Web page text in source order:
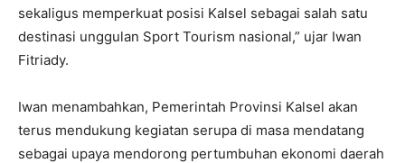
sekaligus memperkuat posisi Kalsel sebagai salah satu
destinasi unggulan Sport Tourism nasional,” ujar Iwan
Fitriady.
Iwan menambahkan, Pemerintah Provinsi Kalsel akan
terus mendukung kegiatan serupa di masa mendatang
sebagai upaya mendorong pertumbuhan ekonomi daerah